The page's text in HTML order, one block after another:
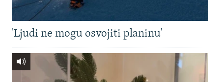
'Ljudi ne mogu osvojiti planinu'